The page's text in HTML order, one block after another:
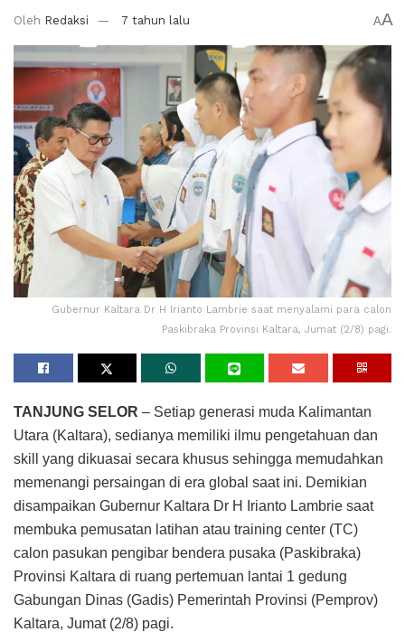
Oleh Redaksi 7 tahun lalu AA
Gubernur Kaltara Dr H Irianto Lambrie saat menyalami para calon
Paskibraka Provinsi Kaltara, Jumat (2/8) pagi.
TANJUNG SELOR – Setiap generasi muda Kalimantan
Utara (Kaltara), sedianya memiliki ilmu pengetahuan dan
skill yang dikuasai secara khusus sehingga memudahkan
memenangi persaingan di era global saat ini. Demikian
disampaikan Gubernur Kaltara Dr H Irianto Lambrie saat
membuka pemusatan latihan atau training center (TC)
calon pasukan pengibar bendera pusaka (Paskibraka)
Provinsi Kaltara di ruang pertemuan lantai 1 gedung
Gabungan Dinas (Gadis) Pemerintah Provinsi (Pemprov)
Kaltara, Jumat (2/8) pagi.